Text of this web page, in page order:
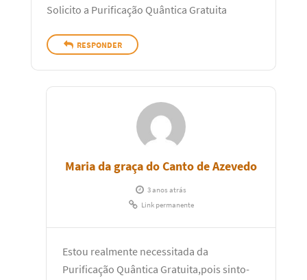
Solicito a Purificação Quântica Gratuita
RESPONDER
Maria da graça do Canto de Azevedo
3 anos atrás
Link permanente
Estou realmente necessitada da
Purificação Quântica Gratuita,pois sinto-